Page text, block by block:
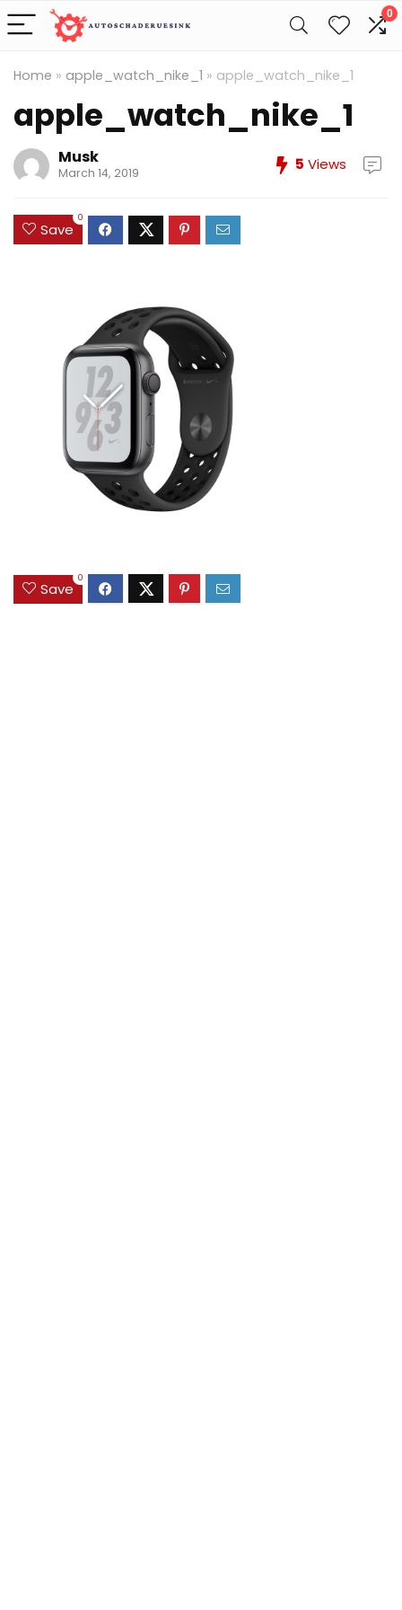
0
Home » apple_watch_nike_1 » apple_watch_nike_1
apple_watch_nike_1
Musk
March 14, 2019 5 Views
Save
0
Save
0